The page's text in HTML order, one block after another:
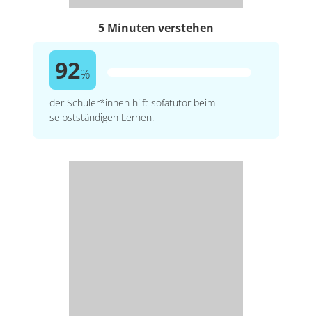
5 Minuten verstehen
92%
der Schüler*innen hilft sofatutor beim
selbstständigen Lernen.